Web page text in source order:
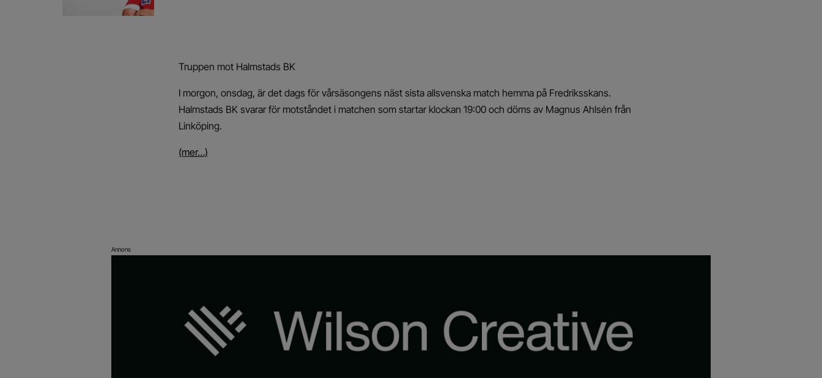
Truppen mot Halmstads BK
I morgon, onsdag, är det dags för vårsäsongens näst sista allsvenska match hemma på Fredriksskans.
Halmstads BK svarar för motståndet i matchen som startar klockan 19:00 och döms av Magnus Ahlsén från
Linköping.
(mer…)
Annons